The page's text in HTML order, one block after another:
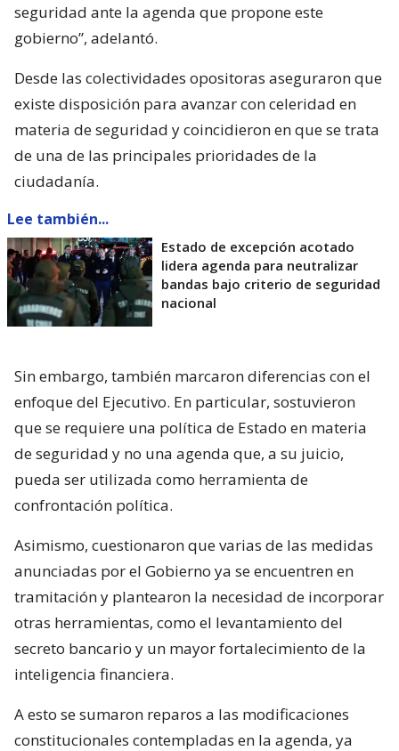
seguridad ante la agenda que propone este
gobierno”, adelantó.
Desde las colectividades opositoras aseguraron que
existe disposición para avanzar con celeridad en
materia de seguridad y coincidieron en que se trata
de una de las principales prioridades de la
ciudadanía.
Lee también...
Estado de excepción acotado
lidera agenda para neutralizar
bandas bajo criterio de seguridad
nacional
Sin embargo, también marcaron diferencias con el
enfoque del Ejecutivo. En particular, sostuvieron
que se requiere una política de Estado en materia
de seguridad y no una agenda que, a su juicio,
pueda ser utilizada como herramienta de
confrontación política.
Asimismo, cuestionaron que varias de las medidas
anunciadas por el Gobierno ya se encuentren en
tramitación y plantearon la necesidad de incorporar
otras herramientas, como el levantamiento del
secreto bancario y un mayor fortalecimiento de la
inteligencia financiera.
A esto se sumaron reparos a las modificaciones
constitucionales contempladas en la agenda, ya